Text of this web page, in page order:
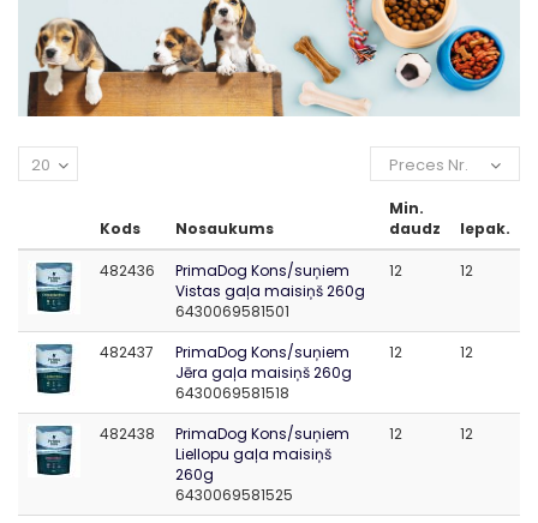
Preces Nr.
20
Kods Nosaukums
Min.
daudz
Iepak.
482436
PrimaDog Kons/suņiem
Vistas gaļa maisiņš 260g
6430069581501
12 12
482437
PrimaDog Kons/suņiem
Jēra gaļa maisiņš 260g
6430069581518
12 12
482438
PrimaDog Kons/suņiem
Liellopu gaļa maisiņš
260g
6430069581525
12 12